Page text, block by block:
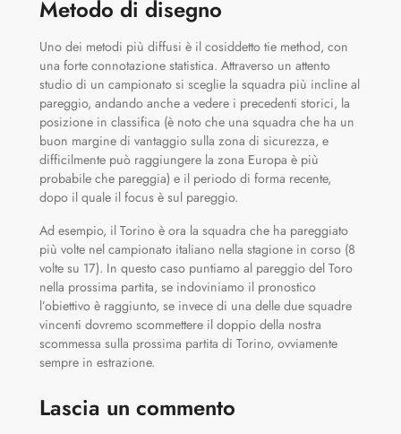
Metodo di disegno
Uno dei metodi più diffusi è il cosiddetto tie method, con
una forte connotazione statistica. Attraverso un attento
studio di un campionato si sceglie la squadra più incline al
pareggio, andando anche a vedere i precedenti storici, la
posizione in classifica (è noto che una squadra che ha un
buon margine di vantaggio sulla zona di sicurezza, e
difficilmente può raggiungere la zona Europa è più
probabile che pareggia) e il periodo di forma recente,
dopo il quale il focus è sul pareggio.
Ad esempio, il Torino è ora la squadra che ha pareggiato
più volte nel campionato italiano nella stagione in corso (8
volte su 17). In questo caso puntiamo al pareggio del Toro
nella prossima partita, se indoviniamo il pronostico
l’obiettivo è raggiunto, se invece di una delle due squadre
vincenti dovremo scommettere il doppio della nostra
scommessa sulla prossima partita di Torino, ovviamente
sempre in estrazione.
Lascia un commento